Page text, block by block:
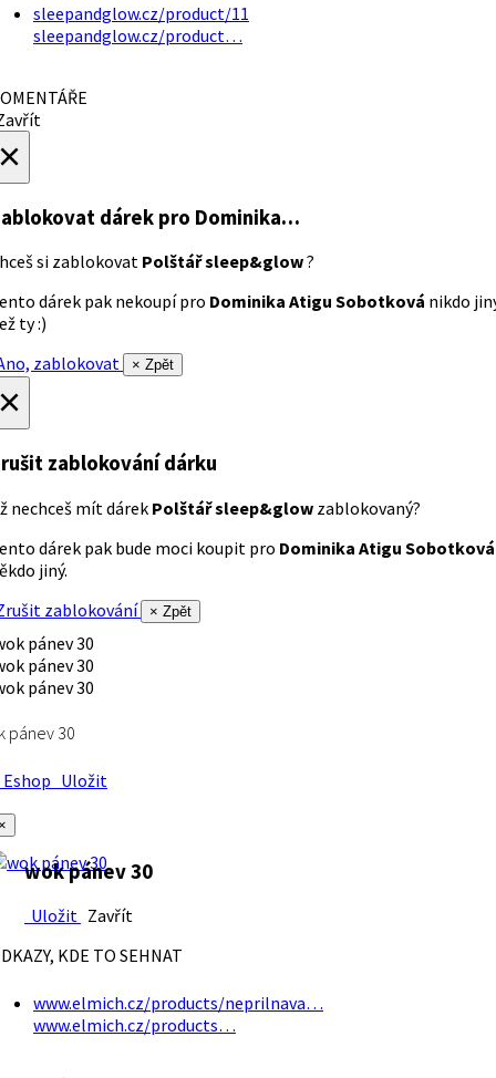
sleepandglow.cz/product/11
sleepandglow.cz/product…
dárek pro Dominika…
si zablokovat Polštář sleep&glow?
dárek pak nekoupí pro Dominika Atigu Sobotková nikdo
ty :)
zablokovat
× Zpět
zablokování dárku
nechceš mít dárek Polštář sleep&glow zablokovaný?
dárek pak bude moci koupit pro Dominika Atigu Sobotková
jiný.
zablokování
× Zpět
pánev 30
Uložit
wok pánev 30
Uložit Zavřít
KDE TO SEHNAT
www.elmich.cz/products/neprilnava…
www.elmich.cz/products…